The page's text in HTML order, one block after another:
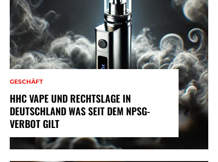
GESCHÄFT
HHC VAPE UND RECHTSLAGE IN
DEUTSCHLAND WAS SEIT DEM NPSG-
VERBOT GILT